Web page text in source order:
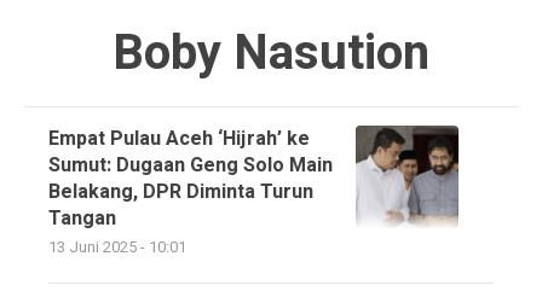
Boby Nasution
Empat Pulau Aceh ‘Hijrah’ ke
Sumut: Dugaan Geng Solo Main
Belakang, DPR Diminta Turun
Tangan
13 Juni 2025 - 10:01